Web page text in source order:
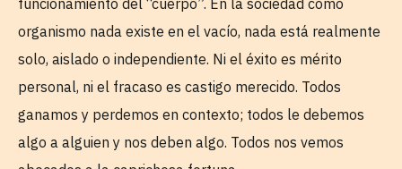
organismo nada existe en el vacío, nada está realmente
solo, aislado o independiente. Ni el éxito es mérito
personal, ni el fracaso es castigo merecido. Todos
ganamos y perdemos en contexto; todos le debemos
algo a alguien y nos deben algo. Todos nos vemos